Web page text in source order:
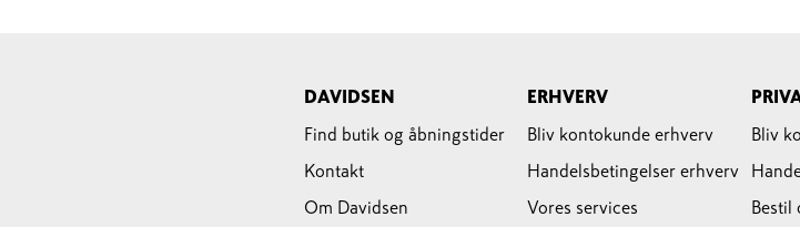
DAVIDSEN
Find butik og åbningstider
Kontakt
Om Davidsen
ERHVERV
Bliv kontokunde erhverv
Handelsbetingelser erhverv
Vores services
Bliv
Bestil